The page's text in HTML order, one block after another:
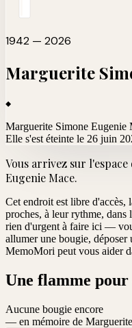
1942 — 2026
Marguerite
Marguerite Simone Eugenie
Elle s'est éteinte le 26 juin
Vous arrivez sur l'espace
Eugenie Mace.
Cet endroit est libre d'accès,
proches, à leur rythme,
rien d'urgent à faire ici —
allumer une bougie,
MemoMori peut vous aider
Une flamme pour
Aucune bougie encore
— en mémoire de